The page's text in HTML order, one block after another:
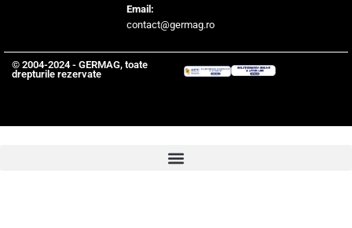
Email:
contact@germag.ro
© 2004-2024 - GERMAG, toate
drepturile rezervate